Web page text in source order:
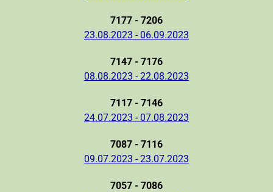
7177 - 7206
23.08.2023 - 06.09.2023
7147 - 7176
08.08.2023 - 22.08.2023
7117 - 7146
24.07.2023 - 07.08.2023
7087 - 7116
09.07.2023 - 23.07.2023
7057 - 7086